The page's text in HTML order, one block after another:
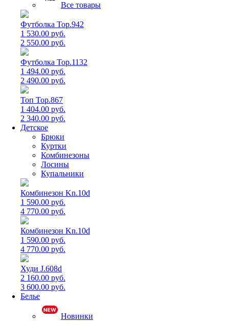
Все товары
Футболка Top.942
1 530.00 руб.
2 550.00 руб.
Футболка Top.1132
1 494.00 руб.
2 490.00 руб.
Топ Top.867
1 404.00 руб.
2 340.00 руб.
Детское
Брюки
Куртки
Комбинезоны
Лосины
Купальники
Комбинезон Kn.10d
1 590.00 руб.
4 770.00 руб.
Комбинезон Kn.10d
1 590.00 руб.
4 770.00 руб.
Худи J.608d
2 160.00 руб.
3 600.00 руб.
Белье
Новинки